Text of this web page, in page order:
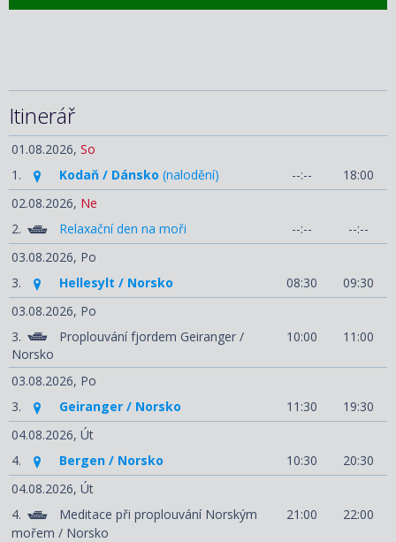
Itinerář
01.08.2026, So
1.
Kodaň / Dánsko (nalodění) --:--
18:00
02.08.2026, Ne
2.
Relaxační den na moři --:--
--:--
03.08.2026, Po
3.
Hellesylt / Norsko 08:30
09:30
03.08.2026, Po
3.
Proplouvání fjordem Geiranger /
Norsko
10:00 11:00
03.08.2026, Po
3.
Geiranger / Norsko 11:30
19:30
04.08.2026, Út
4.
Bergen / Norsko 10:30
20:30
04.08.2026, Út
4.
Meditace při proplouvání Norským
mořem / Norsko
21:00 22:00